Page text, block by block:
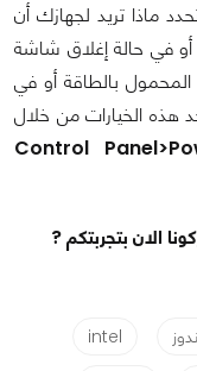
ماذا تريد لجهازك أن
في حالة إغلاق شاشة
بالطاقة أو في
هذه الخيارات من خلال
Control
الان بتجربتكم ?
intel